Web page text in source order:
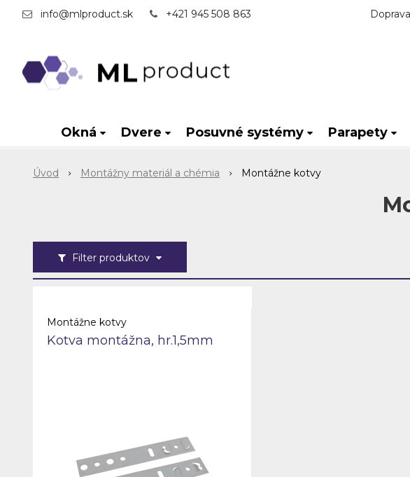
info@mlproduct.sk +421 945 508 863
Okná Dvere Posuvné systémy Parapety
Úvod Montážny materiál a chémia Montážne kotvy
Filter produktov
Montážne kotvy
Kotva montážna, hr.1,5mm